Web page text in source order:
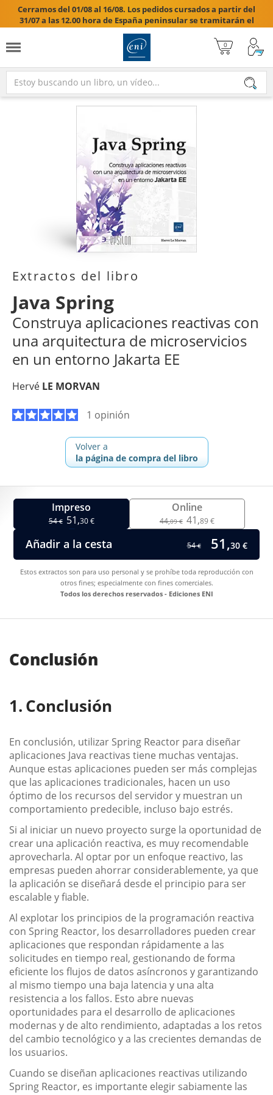
Cerramos del 01/08 al 16/08. Los pedidos cursados a partir del
31/07 a las 12.00 hora de España peninsular se tramitarán el
17/08/2026.

Extractos del libro
Java Spring
Construya aplicaciones reactivas con
una arquitectura de microservicios
en un entorno Jakarta EE
Hervé LE MORVAN
1 opinión
Volver a
la página de compra del libro
Impreso
54€ 51,30 €
Online
44,09 € 41,89 €
Añadir a la cesta 54€ 51,30 €
Estos extractos son para uso personal y se prohíbe toda reproducción con
otros fines; especialmente con fines comerciales.
Todos los derechos reservados - Ediciones ENI
Conclusión
Conclusión
En conclusión, utilizar Spring Reactor para diseñar
aplicaciones Java reactivas tiene muchas ventajas.
Aunque estas aplicaciones pueden ser más complejas
que las aplicaciones tradicionales, hacen un uso
óptimo de los recursos del servidor y muestran un
comportamiento predecible, incluso bajo estrés.
Si al iniciar un nuevo proyecto surge la oportunidad de
crear una aplicación reactiva, es muy recomendable
aprovecharla. Al optar por un enfoque reactivo, las
empresas pueden ahorrar considerablemente, ya que
la aplicación se diseñará desde el principio para ser
escalable y fiable.
Al explotar los principios de la programación reactiva
con Spring Reactor, los desarrolladores pueden crear
aplicaciones que respondan rápidamente a las
solicitudes en tiempo real, gestionando de forma
eficiente los flujos de datos asíncronos y garantizando
al mismo tiempo una baja latencia y una alta
resistencia a los fallos. Esto abre nuevas
oportunidades para el desarrollo de aplicaciones
modernas y de alto rendimiento, adaptadas a los retos
del cambio tecnológico y a las crecientes demandas de
los usuarios.
Cuando se diseñan aplicaciones reactivas utilizando
Spring Reactor, es importante elegir sabiamente las